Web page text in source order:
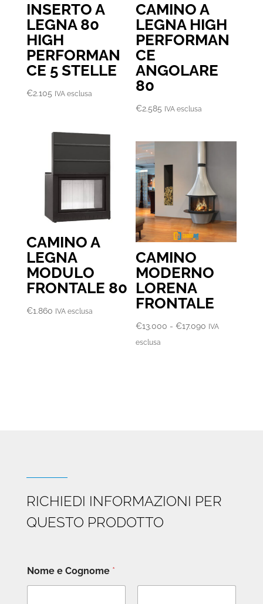
INSERTO A
LEGNA 80
HIGH
PERFORMAN
CE 5 STELLE
€2.105 IVA esclusa
CAMINO A
LEGNA HIGH
PERFORMAN
CE
ANGOLARE
80
€2.585 IVA esclusa
CAMINO A
LEGNA
MODULO
FRONTALE 80
€1.860 IVA esclusa
CAMINO
MODERNO
LORENA
FRONTALE
€13.000 - €17.090 Fascia
IVA
esclusa
RICHIEDI INFORMAZIONI PER
QUESTO PRODOTTO
Nome e Cognome *